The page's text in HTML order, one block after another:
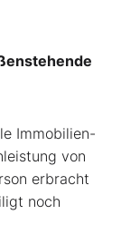
Immobilien-
von
erbracht
noch